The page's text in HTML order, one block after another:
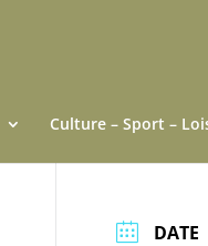
Culture – Sport –
DATE